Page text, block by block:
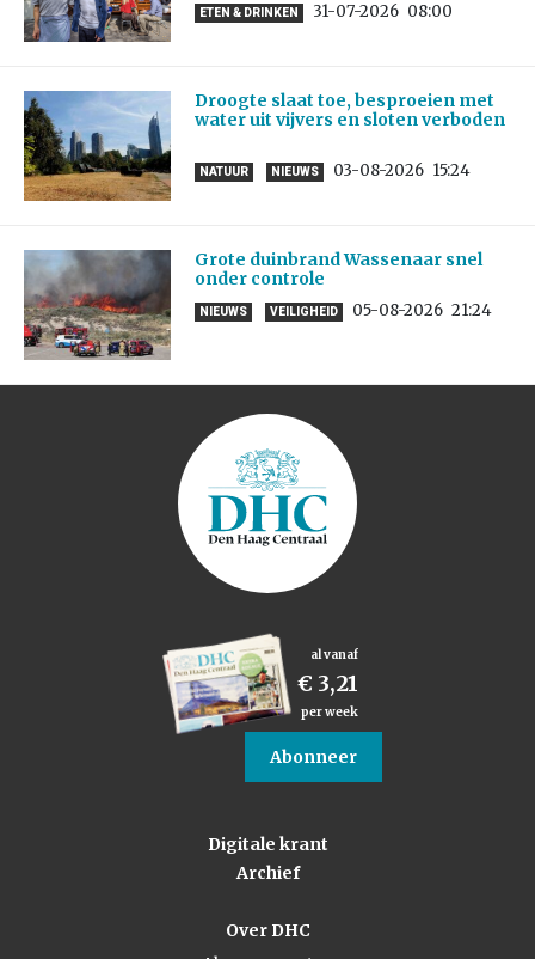
ETEN & DRINKEN 31-07-2026 08:00
Droogte slaat toe, besproeien met
water uit vijvers en sloten verboden
NATUUR NIEUWS 03-08-2026 15:24
Grote duinbrand Wassenaar snel
onder controle
NIEUWS VEILIGHEID 05-08-2026 21:24
al vanaf
€ 3,21
per week
Abonneer
Digitale krant
Archief
Over DHC